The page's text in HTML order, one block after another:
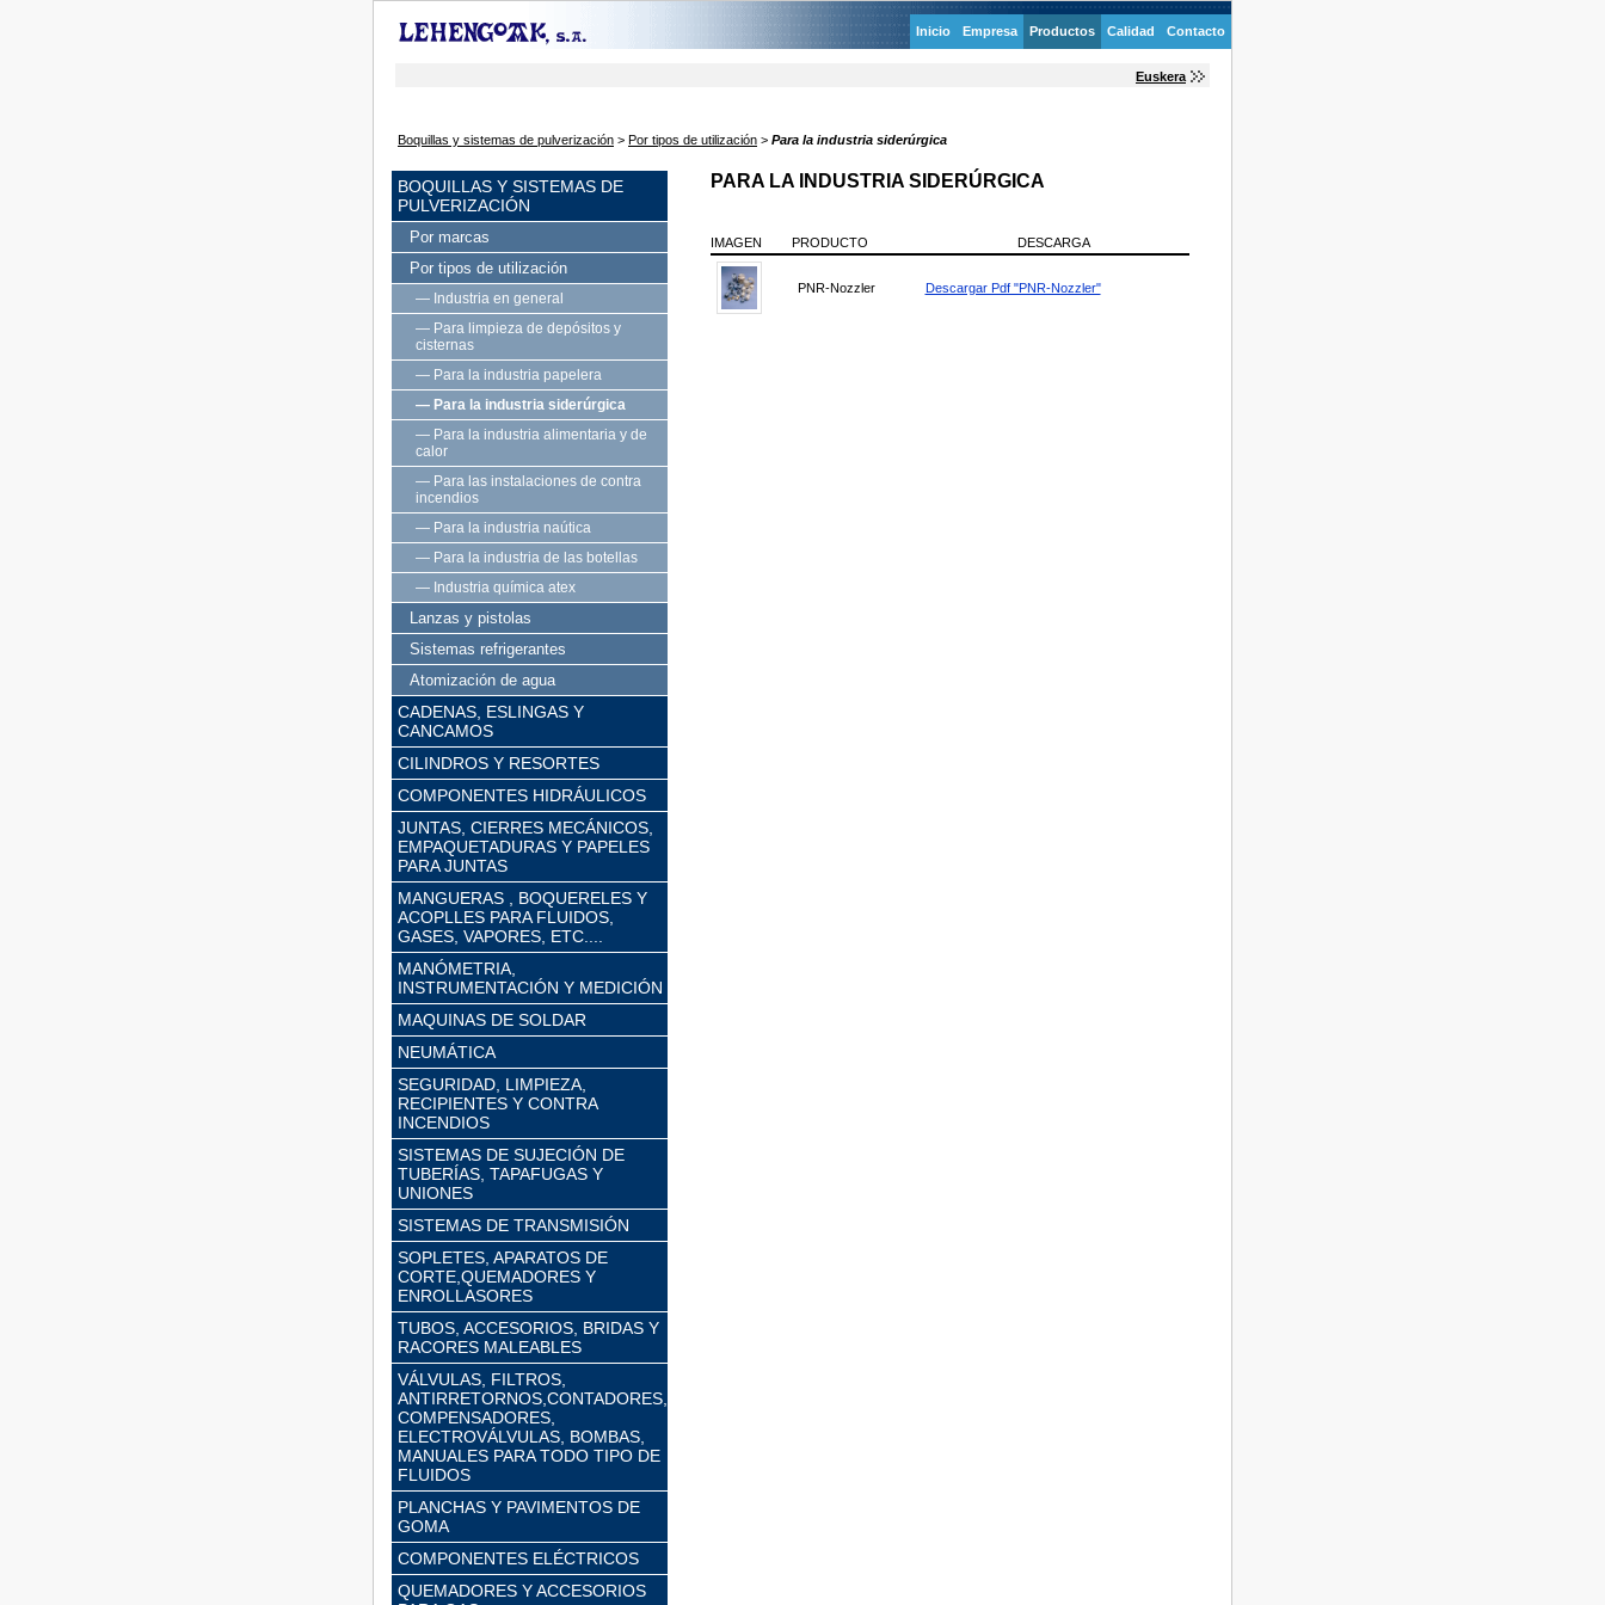
Inicio Empresa Productos Calidad Contacto
Euskera
Boquillas y sistemas de pulverización > Por tipos de utilización > Para la industria siderúrgica
BOQUILLAS Y SISTEMAS DE
PULVERIZACIÓN
Por marcas
Por tipos de utilización
— Industria en general
— Para limpieza de depósitos y
cisternas
— Para la industria papelera
— Para la industria siderúrgica
— Para la industria alimentaria y de
calor
— Para las instalaciones de contra
incendios
— Para la industria naútica
— Para la industria de las botellas
— Industria química atex
Lanzas y pistolas
Sistemas refrigerantes
Atomización de agua
CADENAS, ESLINGAS Y
CANCAMOS
CILINDROS Y RESORTES
COMPONENTES HIDRÁULICOS
JUNTAS, CIERRES MECÁNICOS,
EMPAQUETADURAS Y PAPELES
PARA JUNTAS
MANGUERAS , BOQUERELES Y
ACOPLLES PARA FLUIDOS,
GASES, VAPORES, ETC....
MANÓMETRIA,
INSTRUMENTACIÓN Y MEDICIÓN
MAQUINAS DE SOLDAR
NEUMÁTICA
SEGURIDAD, LIMPIEZA,
RECIPIENTES Y CONTRA
INCENDIOS
SISTEMAS DE SUJECIÓN DE
TUBERÍAS, TAPAFUGAS Y
UNIONES
SISTEMAS DE TRANSMISIÓN
SOPLETES, APARATOS DE
CORTE,QUEMADORES Y
ENROLLASORES
TUBOS, ACCESORIOS, BRIDAS Y
RACORES MALEABLES
VÁLVULAS, FILTROS,
ANTIRRETORNOS,CONTADORES,
COMPENSADORES,
ELECTROVÁLVULAS, BOMBAS,
MANUALES PARA TODO TIPO DE
FLUIDOS
PLANCHAS Y PAVIMENTOS DE
GOMA
COMPONENTES ELÉCTRICOS
QUEMADORES Y ACCESORIOS
PARA LA INDUSTRIA SIDERÚRGICA
IMAGEN PRODUCTO DESCARGA
PNR-Nozzler Descargar Pdf "PNR-Nozzler"